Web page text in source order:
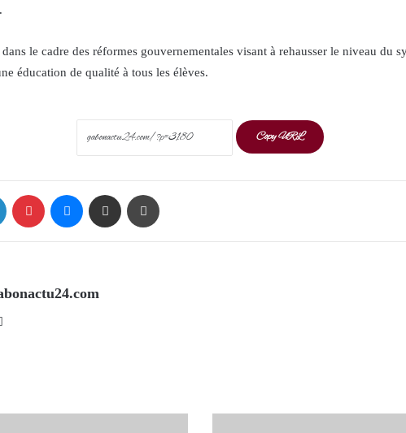
le cadre des réformes gouvernementales visant à rehausser le niveau du
éducation de qualité à tous les élèves.
Copy URL
LinkedIn Pinterest Messenger Share via Email